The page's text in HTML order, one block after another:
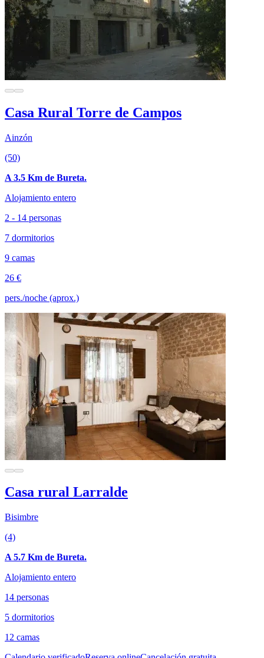
Casa Rural Torre de Campos
Ainzón
(50)
A 3.5 Km de Bureta.
Alojamiento entero
2 - 14 personas
7 dormitorios
9 camas
26 €
pers./noche (aprox.)
Casa rural Larralde
Bisimbre
(4)
A 5.7 Km de Bureta.
Alojamiento entero
14 personas
5 dormitorios
12 camas